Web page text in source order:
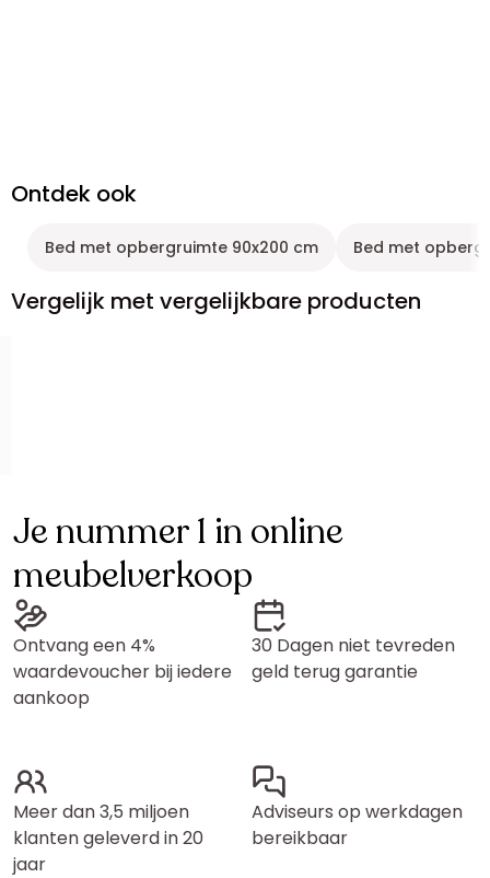
Ontdek ook
Bed met opbergruimte 90x200 cm Bed met
Vergelijk met vergelijkbare producten
Je nummer 1 in online
meubelverkoop
Ontvang een 4%
waardevoucher bij iedere
aankoop
30 Dagen niet tevreden
geld terug garantie
Meer dan 3,5 miljoen
klanten geleverd in 20
jaar
Adviseurs op werkdagen
bereikbaar